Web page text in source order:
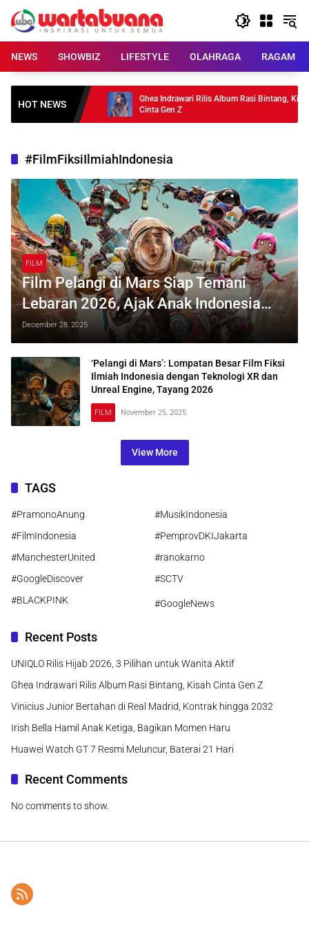
content
NEWS
SHOWBIZ LIFESTYLE OLAHRAGA RAGAM
HOT NEWS
Pilihan untuk
Ghea Indrawari Rilis Album Rasi Bintang, Kisah
Cinta Gen Z
#FilmFiksiIlmiahIndonesia
FILM
Film Pelangi di Mars Siap Temani
Lebaran 2026, Ajak Anak Indonesia
Bermimpi Hingga Luar Angkasa
December 28, 2025
‘Pelangi di Mars’: Lompatan Besar Film Fiksi
Ilmiah Indonesia dengan Teknologi XR dan
Unreal Engine, Tayang 2026
FILM November 25, 2025
View More
TAGS
#PramonoAnung
#MusikIndonesia
#FilmIndonesia
#PemprovDKIJakarta
#ManchesterUnited
#ranokarno
#GoogleDiscover
#SCTV
#BLACKPINK
#GoogleNews
Recent Posts
UNIQLO Rilis Hijab 2026, 3 Pilihan untuk Wanita Aktif
Ghea Indrawari Rilis Album Rasi Bintang, Kisah Cinta Gen Z
Vinicius Junior Bertahan di Real Madrid, Kontrak hingga 2032
Irish Bella Hamil Anak Ketiga, Bagikan Momen Haru
Huawei Watch GT 7 Resmi Meluncur, Baterai 21 Hari
Recent Comments
No comments to show.